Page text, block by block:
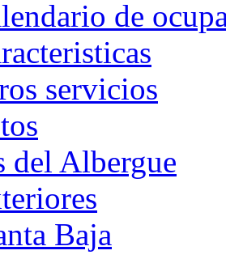
de
servicios
del Albergue
Baja